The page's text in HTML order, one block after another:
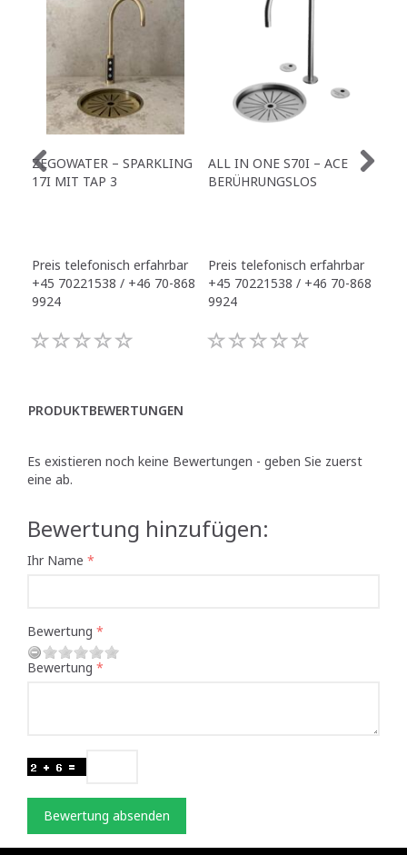
ZEGOWATER – SPARKLING
17I MIT TAP 3
Preis telefonisch erfahrbar
+45 70221538 / +46 70-868
9924
ALL IN ONE S70I – ACE
BERÜHRUNGSLOS
Preis telefonisch erfahrbar
+45 70221538 / +46 70-868
9924
PRODUKTBEWERTUNGEN
Es existieren noch keine Bewertungen - geben Sie zuerst
eine ab.
Bewertung hinzufügen:
Ihr Name
Bewertung
Bewertung
Bewertung absenden